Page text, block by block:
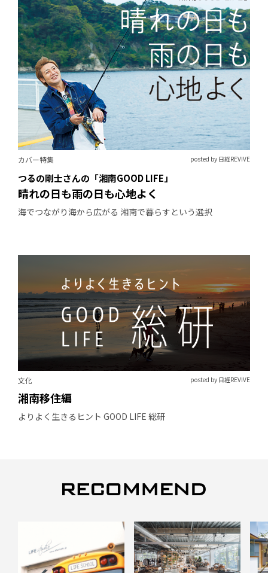
カバー特集 posted by 日経REVIVE
つるの剛士さんの「湘南GOOD LIFE」
晴れの日も雨の日も心地よく
海でつながり海から広がる 湘南で暮らすという選択
文化 posted by 日経REVIVE
湘南移住編
よりよく生きるヒント GOOD LIFE 総研